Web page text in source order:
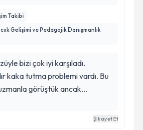
Takibi
Gelişimi ve Pedagojik Danışmanlık
bizi çok iyi karşıladı.
kaka tutma problemi vardı. Bu
görüştük ancak
umudumuzu kaybetmişken
kesişti yollarımız. Gülsen hanımŞikayet Et